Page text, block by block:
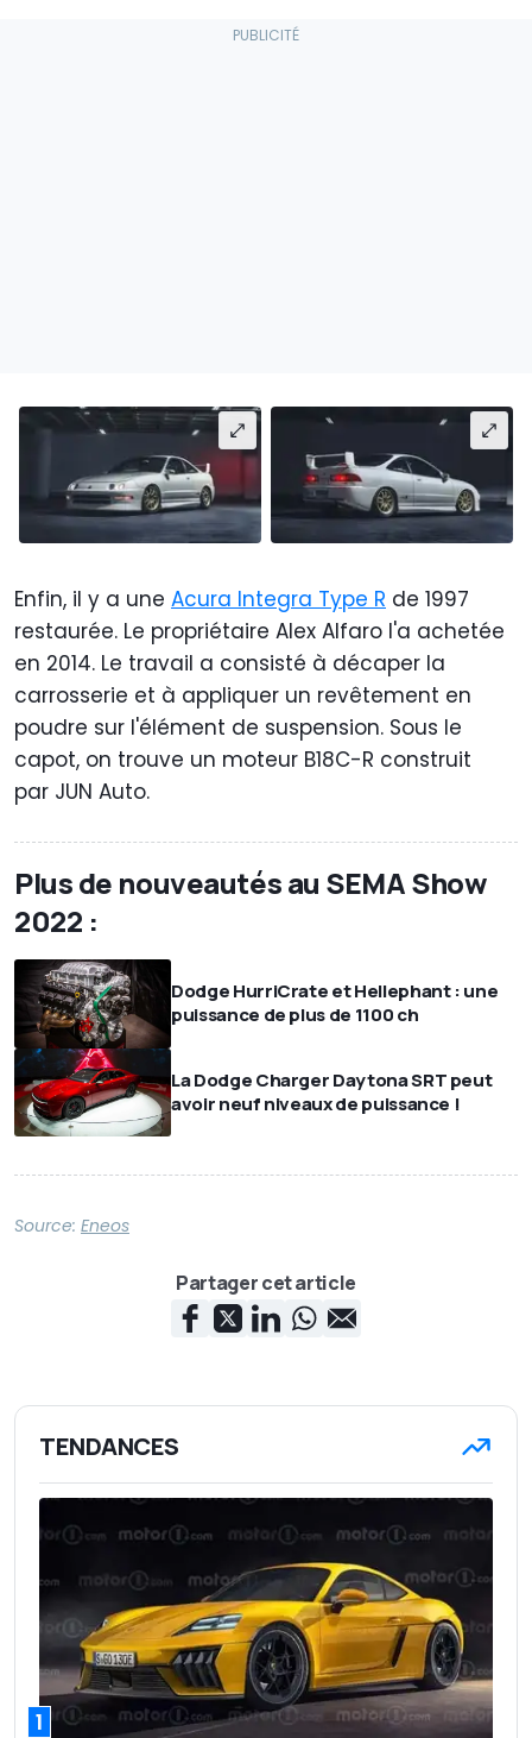
Enfin, il y a une Acura Integra Type R de 1997
restaurée. Le propriétaire Alex Alfaro l'a achetée
en 2014. Le travail a consisté à décaper la
carrosserie et à appliquer un revêtement en
poudre sur l'élément de suspension. Sous le
capot, on trouve un moteur B18C-R construit
par JUN Auto.
Plus de nouveautés au SEMA Show
2022 :
Dodge HurriCrate et Hellephant : une
puissance de plus de 1100 ch
La Dodge Charger Daytona SRT peut
avoir neuf niveaux de puissance !
Source: Eneos
Partager cet article
TENDANCES
1